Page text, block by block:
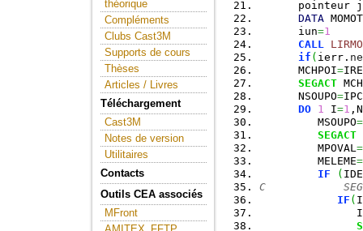
théorique
Compléments
Clubs Cast3M
Supports de cours
Thèses
Articles / Livres
Téléchargement
Cast3M
Notes de version
Utilitaires
Contacts
Outils CEA associés
MFront
pointeur
DATA MOMOT
      iun
=1
CALL
if ( ierr. ne
      MCHPOI
=
SEGACT
      NSOUPO
=
DO 1 I=1
         MSOUPO
=
SEGACT
         MPOVAL
=
         MELEME
=
IF
(
C
IF (